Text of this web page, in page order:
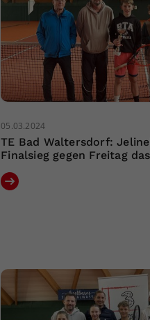
05.03.2024
TE Bad Waltersdorf:
Finalsieg gegen Freitag